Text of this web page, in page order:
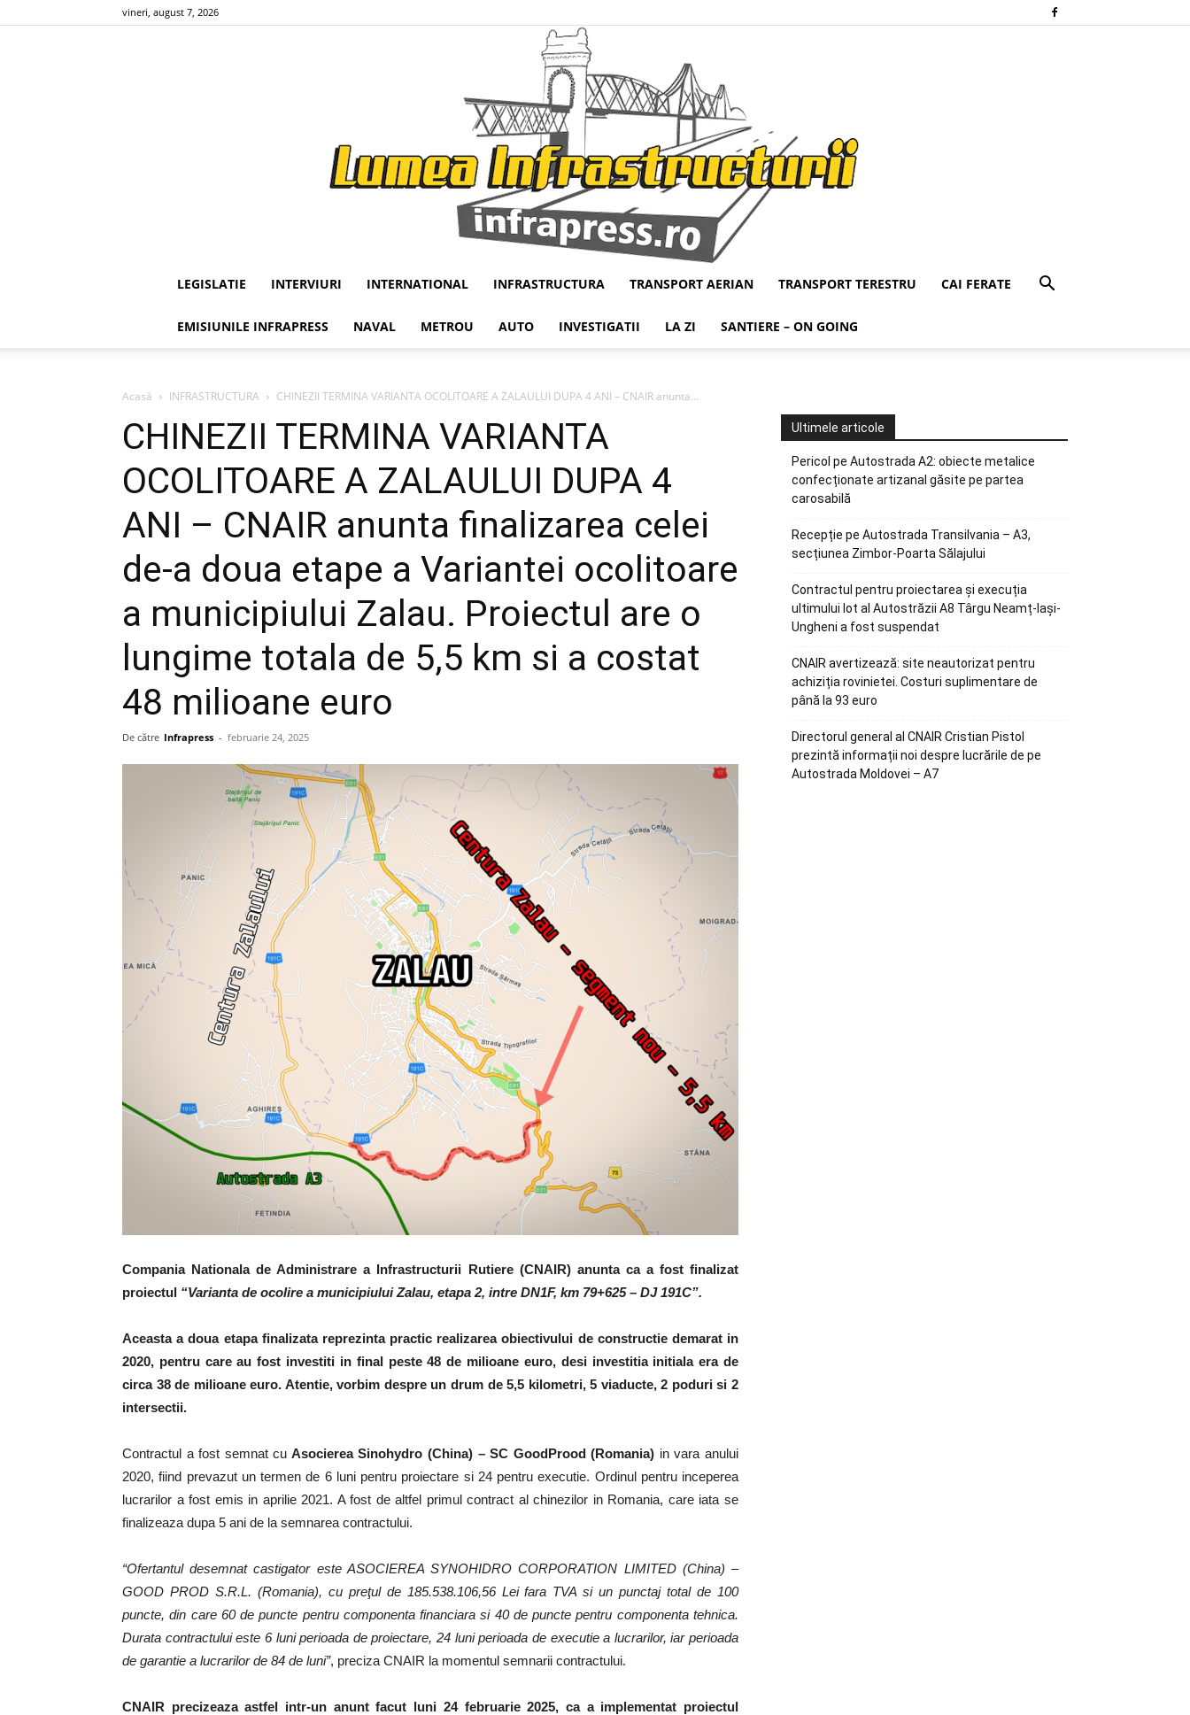
vineri, august 7, 2026
Infrapress
LEGISLATIE INTERVIURI INTERNATIONAL INFRASTRUCTURA TRANSPORT AERIAN TRANSPORT TERESTRU CAI FERATE
EMISIUNILE INFRAPRESS NAVAL METROU AUTO INVESTIGATII LA ZI SANTIERE – ON GOING
Acasă INFRASTRUCTURA CHINEZII TERMINA VARIANTA OCOLITOARE A ZALAULUI DUPA 4 ANI – CNAIR anunta...
CHINEZII TERMINA VARIANTA
OCOLITOARE A ZALAULUI DUPA 4
ANI – CNAIR anunta finalizarea celei
de-a doua etape a Variantei ocolitoare
a municipiului Zalau. Proiectul are o
lungime totala de 5,5 km si a costat
48 milioane euro
De către Infrapress - februarie 24, 2025
Compania Nationala de Administrare a Infrastructurii Rutiere (CNAIR) anunta ca a fost finalizat
proiectul “Varianta de ocolire a municipiului Zalau, etapa 2, intre DN1F, km 79+625 – DJ 191C”.
Aceasta a doua etapa finalizata reprezinta practic realizarea obiectivului de constructie demarat in
2020, pentru care au fost investiti in final peste 48 de milioane euro, desi investitia initiala era de
circa 38 de milioane euro. Atentie, vorbim despre un drum de 5,5 kilometri, 5 viaducte, 2 poduri si 2
intersectii.
Contractul a fost semnat cu Asocierea Sinohydro (China) – SC GoodProod (Romania) in vara anului
2020, fiind prevazut un termen de 6 luni pentru proiectare si 24 pentru executie. Ordinul pentru inceperea
lucrarilor a fost emis in aprilie 2021. A fost de altfel primul contract al chinezilor in Romania, care iata se
finalizeaza dupa 5 ani de la semnarea contractului.
“Ofertantul desemnat castigator este ASOCIEREA SYNOHIDRO CORPORATION LIMITED (China) –
GOOD PROD S.R.L. (Romania), cu preţul de 185.538.106,56 Lei fara TVA si un punctaj total de 100
puncte, din care 60 de puncte pentru componenta financiara si 40 de puncte pentru componenta tehnica.
Durata contractului este 6 luni perioada de proiectare, 24 luni perioada de executie a lucrarilor, iar perioada
de garantie a lucrarilor de 84 de luni”, preciza CNAIR la momentul semnarii contractului.
CNAIR precizeaza astfel intr-un anunt facut luni 24 februarie 2025, ca a implementat proiectul
Ultimele articole
Pericol pe Autostrada A2: obiecte metalice
confecționate artizanal găsite pe partea
carosabilă
Recepție pe Autostrada Transilvania – A3,
secțiunea Zimbor-Poarta Sălajului
Contractul pentru proiectarea și execuția
ultimului lot al Autostrăzii A8 Târgu Neamț-Iași-
Ungheni a fost suspendat
CNAIR avertizează: site neautorizat pentru
achiziția rovinietei. Costuri suplimentare de
până la 93 euro
Directorul general al CNAIR Cristian Pistol
prezintă informații noi despre lucrările de pe
Autostrada Moldovei – A7